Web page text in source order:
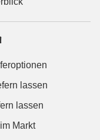
lassen
lassen
Markt